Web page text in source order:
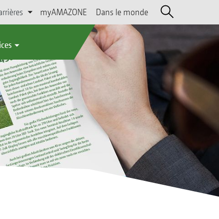
myAMAZONE Dans le monde